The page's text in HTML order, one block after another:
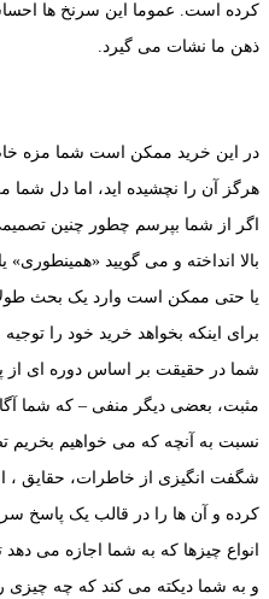
کرده است. عموما این سرنخ ها
ذهن ما نشات می گیرد.
در این خرید ممکن است شما مزه خاصی
هرگز آن را نچشیده اید، اما دل
اگر از شما بپرسم چطور چنین تصمیمی
بالا انداخته و می گویید
یا حتی ممکن است وارد یک بحث
برای اینکه بخواهد خرید خود را
شما در حقیقت بر اساس دوره ای از
مثبت، بعضی دیگر منفی – که شما
نسبت به آنچه که می خواهیم بخریم
شگفت انگیزی از خاطرات، حقایق ،
کرده و آن ها را در قالب یک پاسخ
انواع چیزها که به شما اجازه می
و به شما دیکته می کند که چه چیزی